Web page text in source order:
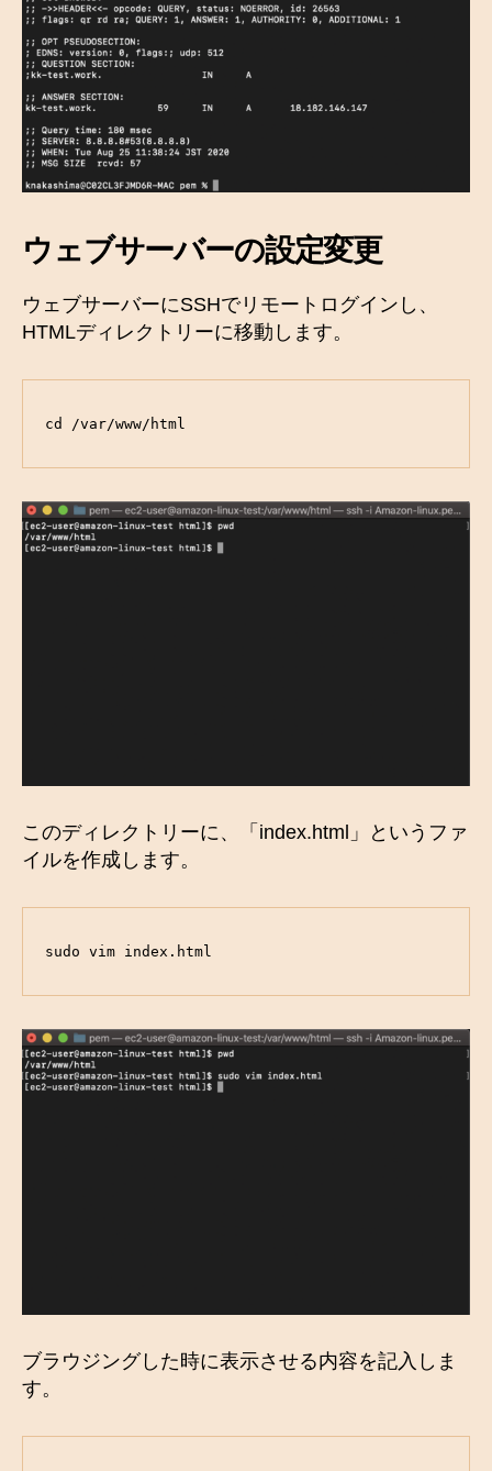
ウェブサーバーの設定変更
ウェブサーバーにSSHでリモートログインし、
HTMLディレクトリーに移動します。
cd /var/www/html
このディレクトリーに、「index.html」というファ
イルを作成します。
sudo vim index.html
ブラウジングした時に表示させる内容を記入しま
す。